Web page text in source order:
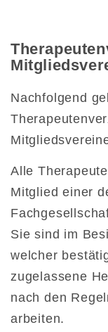
Nachfolgend
Alle
Mitglied einer
Sie sind im
welcher
zugelassene
nach den
arbeiten.